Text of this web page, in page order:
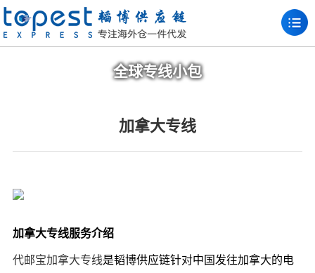
全球专线小包
加拿大专线
加拿大专线服务介绍
代邮宝加拿大专线是韬博供应链针对中国发往加拿大的电